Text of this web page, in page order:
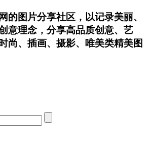
的图片分享社区，以记录美丽、
意理念，分享高品质创意、艺
尚、插画、摄影、唯美类精美图